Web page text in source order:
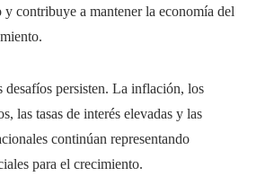
y contribuye a mantener la economía del
desafíos persisten. La inflación, los
las tasas de interés elevadas y las
continúan representando
para el crecimiento.